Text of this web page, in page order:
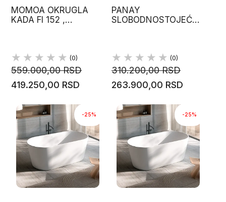
MOMOA OKRUGLA
KADA FI 152 ,
(0)
559.000,00 RSD
419.250,00 RSD
PANAY
SLOBODNOSTOJEĆA
(0)
310.200,00 RSD
263.900,00 RSD
-25% -25%